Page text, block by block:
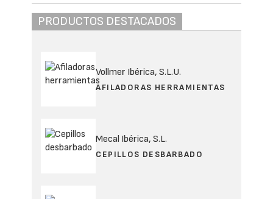
PRODUCTOS DESTACADOS
Vollmer Ibérica, S.L.U.
AFILADORAS HERRAMIENTAS
Mecal Ibérica, S.L.
CEPILLOS DESBARBADO